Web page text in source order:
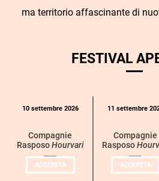
ma territorio affascinante di
FESTIVAL
categoria
10 settembre 2026
Compagnie
RasposoHourvari
ACQUISTAUN
BIGLIETTO
11 settembre
Compagnie
Rasposo
ACQUISTAUN